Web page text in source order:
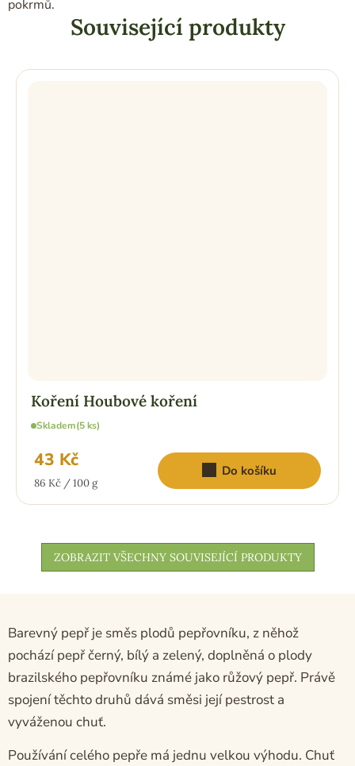
pokrmů.
Související produkty
Koření Houbové koření
Skladem(5 ks)
43 Kč
Měrná
86 Kč / 100 g
Do košíku
ZOBRAZIT VŠECHNY SOUVISEJÍCÍ PRODUKTY
Barevný pepř je směs plodů pepřovníku, z něhož
pochází pepř černý, bílý a zelený, doplněná o plody
brazilského pepřovníku známé jako růžový pepř. Právě
spojení těchto druhů dává směsi její pestrost a
vyváženou chuť.
Používání celého pepře má jednu velkou výhodu. Chuť